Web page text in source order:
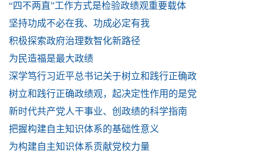
“四不两直”工作方式是检验政绩观重要载体
坚持功成不必在我、功成必定有我
积极探索政府治理数智化新路径
为民造福是最大政绩
深学笃行习近平总书记关于树立和践行正确政
树立和践行正确政绩观，起决定性作用的是党
新时代共产党人干事业、创政绩的科学指南
把握构建自主知识体系的基础性意义
为构建自主知识体系贡献党校力量